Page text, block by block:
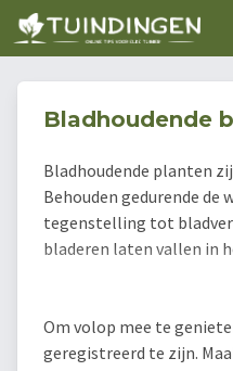
Bladhoudende
Bladhoudende planten
Behouden gedurende de
tegenstelling tot
bladeren laten vallen in
Om volop mee te
geregistreerd te zijn.